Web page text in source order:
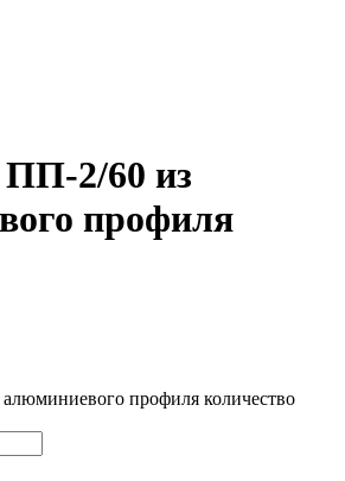
2/60 из
профиля
профиля количество